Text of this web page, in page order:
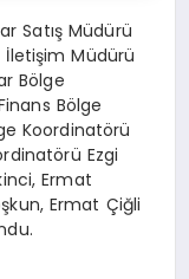
Satış Müdürü
İletişim Müdürü
Bölge
Bölge
Koordinatörü
Ezgi
Ermat
Ermat Çiğli